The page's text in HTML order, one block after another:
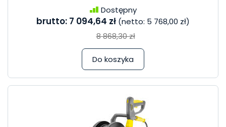
Dostępny
brutto: 7 094,64 zł (netto: 5 768,00 zł)
8 868,30 zł
Do koszyka